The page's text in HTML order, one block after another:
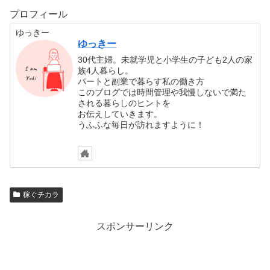
プロフィール
ゆっきー
ゆっきー
30代主婦。未就学児と小学生の子ども2人の家
族4人暮らし。
パートと副業で暮らす私の働き方
このブログでは時間管理や我慢しないで満た
される暮らしのヒントを
お伝えしていきます。
うふふな毎日が訪れますように！
稼ぐチカラ
スポンサーリンク